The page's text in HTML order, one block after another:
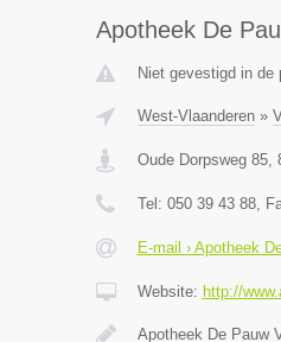
Apotheek De
Niet gevestigd in de
West-Vlaanderen»
Oude Dorpsweg 85,
Tel: 050 39 43 88,
E-mail › Apotheek
Website: http://
Apotheek De Pauw